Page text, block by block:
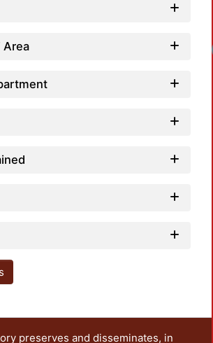
Area
preserves and disseminates, in